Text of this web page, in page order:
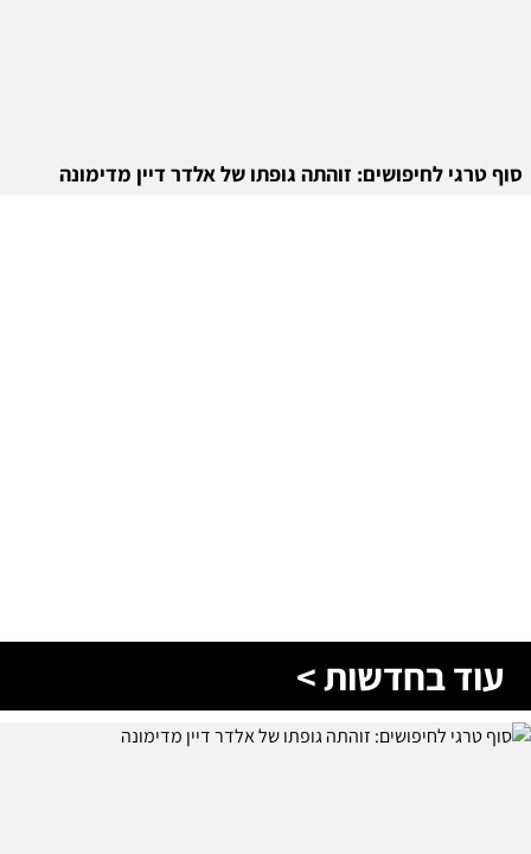
סוף טרגי לחיפושים: זוהתה גופתו של אלדר דיין מדימונה
עוד בחדשות >